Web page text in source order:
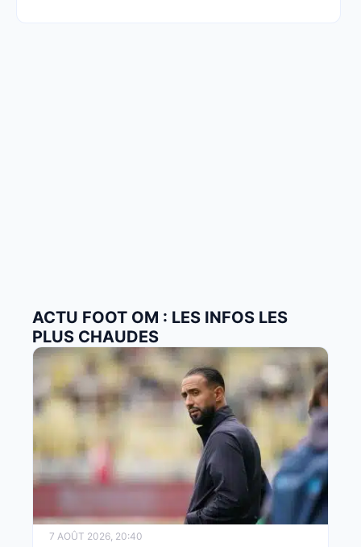
ACTU FOOT OM : LES INFOS LES
PLUS CHAUDES
7 AOÛT 2026, 20:40